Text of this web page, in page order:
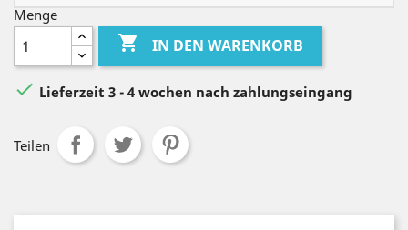
Menge
 IN DEN WARENKORB
 Lieferzeit 3 - 4 wochen nach zahlungseingang
Teilen